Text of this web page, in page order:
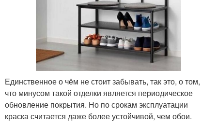
Единственное о чём не стоит забывать, так это, о том,
что минусом такой отделки является периодическое
обновление покрытия. Но по срокам эксплуатации
краска считается даже более устойчивой, чем обои.